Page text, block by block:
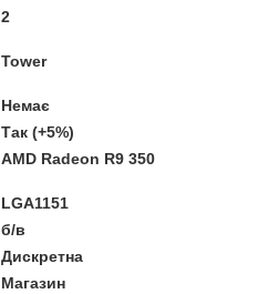
2
Tower
Немає
Так (+5%)
AMD Radeon R9 350
LGA1151
б/в
Дискретна
Магазин